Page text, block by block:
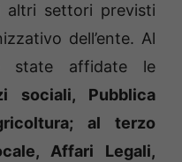
altri settori previsti
dell’ente. Al
state affidate le
sociali, Pubblica
al terzo
Affari Legali,